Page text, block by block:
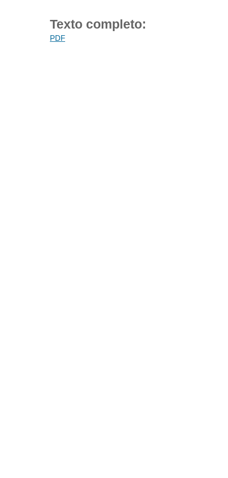
Texto completo:
PDF